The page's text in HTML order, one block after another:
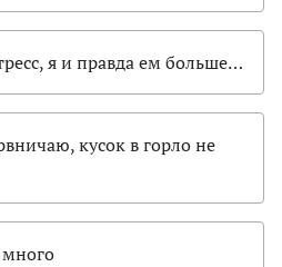
я и правда ем больше…
кусок в горло не
много